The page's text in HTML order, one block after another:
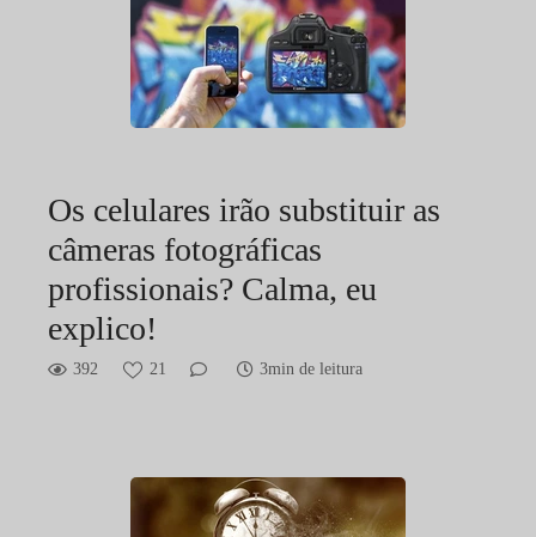
Os celulares irão substituir as
câmeras fotográficas
profissionais? Calma, eu
explico!
392 21 3min de leitura